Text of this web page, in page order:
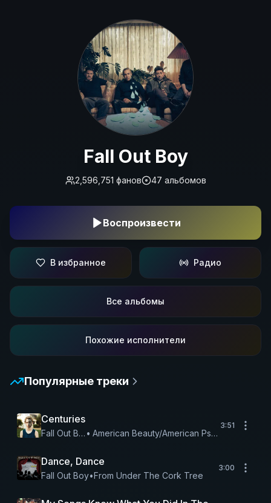
Fall Out Boy
2,596,751 фанов 47 альбомов
Воспроизвести
В избранное Радио
Все альбомы
Похожие исполнители
Популярные треки
Centuries
Fall Out Boy• American Beauty/American Psycho
3:51
Dance, Dance
Fall Out Boy•From Under The Cork Tree
3:00